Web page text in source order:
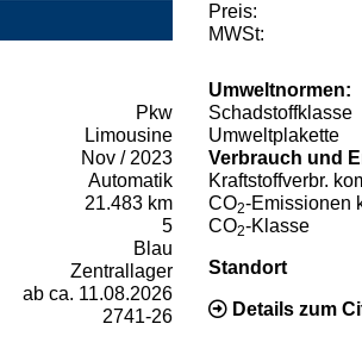
Preis:
MWSt:
Pkw
Limousine
Nov / 2023
Automatik
21.483 km
5
Blau
Zentrallager
ab ca. 11.08.2026
2741-26
Umweltnormen:
Schadstoffklasse
Umweltplakette
Verbrauch und
Kraftstoffverbr.
CO2-Emissionen
CO2-Klasse
Standort
Details zum